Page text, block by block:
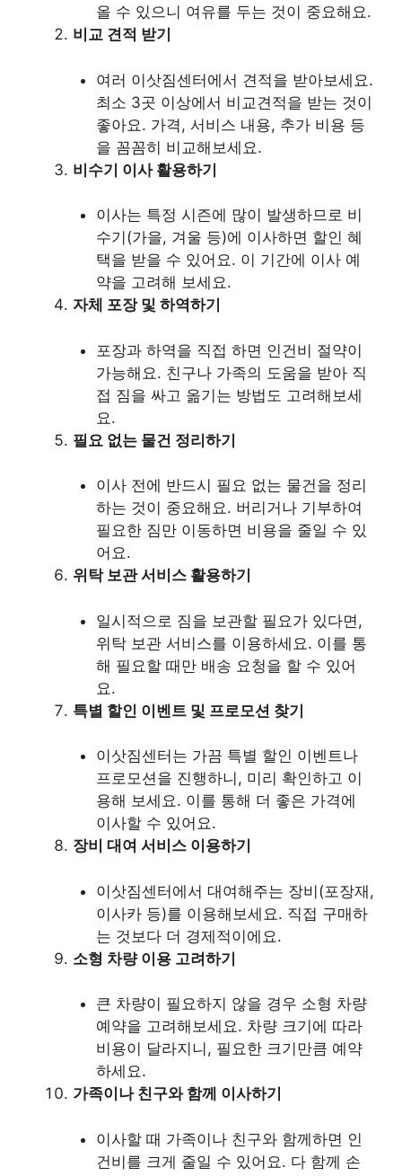
올 수 있으니 여유를 두는 것이 중요해요.
비교 견적 받기
여러 이삿짐센터에서 견적을 받아보세요.
최소 3곳 이상에서 비교견적을 받는 것이
좋아요. 가격, 서비스 내용, 추가 비용 등
을 꼼꼼히 비교해보세요.
비수기 이사 활용하기
이사는 특정 시즌에 많이 발생하므로 비
수기(가을, 겨울 등)에 이사하면 할인 혜
택을 받을 수 있어요. 이 기간에 이사 예
약을 고려해 보세요.
자체 포장 및 하역하기
포장과 하역을 직접 하면 인건비 절약이
가능해요. 친구나 가족의 도움을 받아 직
접 짐을 싸고 옮기는 방법도 고려해보세
요.
필요 없는 물건 정리하기
이사 전에 반드시 필요 없는 물건을 정리
하는 것이 중요해요. 버리거나 기부하여
필요한 짐만 이동하면 비용을 줄일 수 있
어요.
위탁 보관 서비스 활용하기
일시적으로 짐을 보관할 필요가 있다면,
위탁 보관 서비스를 이용하세요. 이를 통
해 필요할 때만 배송 요청을 할 수 있어
요.
특별 할인 이벤트 및 프로모션 찾기
이삿짐센터는 가끔 특별 할인 이벤트나
프로모션을 진행하니, 미리 확인하고 이
용해 보세요. 이를 통해 더 좋은 가격에
이사할 수 있어요.
장비 대여 서비스 이용하기
이삿짐센터에서 대여해주는 장비(포장재,
이사카 등)를 이용해보세요. 직접 구매하
는 것보다 더 경제적이에요.
소형 차량 이용 고려하기
큰 차량이 필요하지 않을 경우 소형 차량
예약을 고려해보세요. 차량 크기에 따라
비용이 달라지니, 필요한 크기만큼 예약
하세요.
가족이나 친구와 함께 이사하기
이사할 때 가족이나 친구와 함께하면 인
건비를 크게 줄일 수 있어요. 다 함께 손